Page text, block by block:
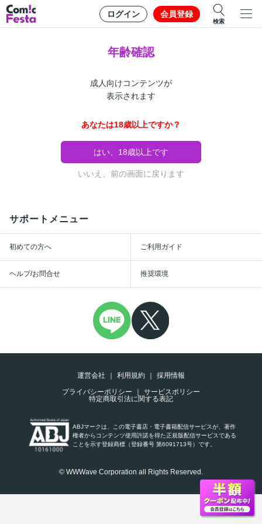
ログイン 会員登録
検索
年齢確認
成人向けコンテンツが
表示されます
あなたは18歳以上ですか？
はい、18歳以上です
いいえ、前の画面に戻ります
サポートメニュー
初めての方へ ご利用ガイド
ヘルプ/お問合せ 推奨環境
運営会社 利用規約
採用情報
プライバシーポリシー
サービスポリシー
特定商取引法に関する表記
ABJマークは、この電子書店・電子書籍配信サービスが、著作
権者からコンテンツ使用許諾を得た正規版配信サービスである
ことを示す登録商標（登録番号 第6091713号）です。
© WWWave Corporation all Rights Reserved.